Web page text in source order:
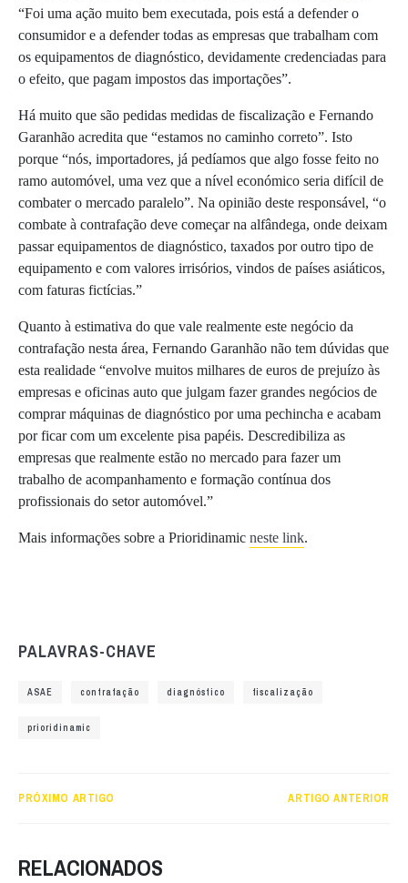
“Foi uma ação muito bem executada, pois está a defender o
consumidor e a defender todas as empresas que trabalham com
os equipamentos de diagnóstico, devidamente credenciadas para
o efeito, que pagam impostos das importações”.
Há muito que são pedidas medidas de fiscalização e Fernando
Garanhão acredita que “estamos no caminho correto”. Isto
porque “nós, importadores, já pedíamos que algo fosse feito no
ramo automóvel, uma vez que a nível económico seria difícil de
combater o mercado paralelo”. Na opinião deste responsável, “o
combate à contrafação deve começar na alfândega, onde deixam
passar equipamentos de diagnóstico, taxados por outro tipo de
equipamento e com valores irrisórios, vindos de países asiáticos,
com faturas fictícias.”
Quanto à estimativa do que vale realmente este negócio da
contrafação nesta área, Fernando Garanhão não tem dúvidas que
esta realidade “envolve muitos milhares de euros de prejuízo às
empresas e oficinas auto que julgam fazer grandes negócios de
comprar máquinas de diagnóstico por uma pechincha e acabam
por ficar com um excelente pisa papéis. Descredibiliza as
empresas que realmente estão no mercado para fazer um
trabalho de acompanhamento e formação contínua dos
profissionais do setor automóvel.”
Mais informações sobre a Prioridinamic neste link.
PALAVRAS-CHAVE
ASAE contrafação diagnóstico fiscalização
prioridinamic
PRÓXIMO ARTIGO ARTIGO ANTERIOR
RELACIONADOS